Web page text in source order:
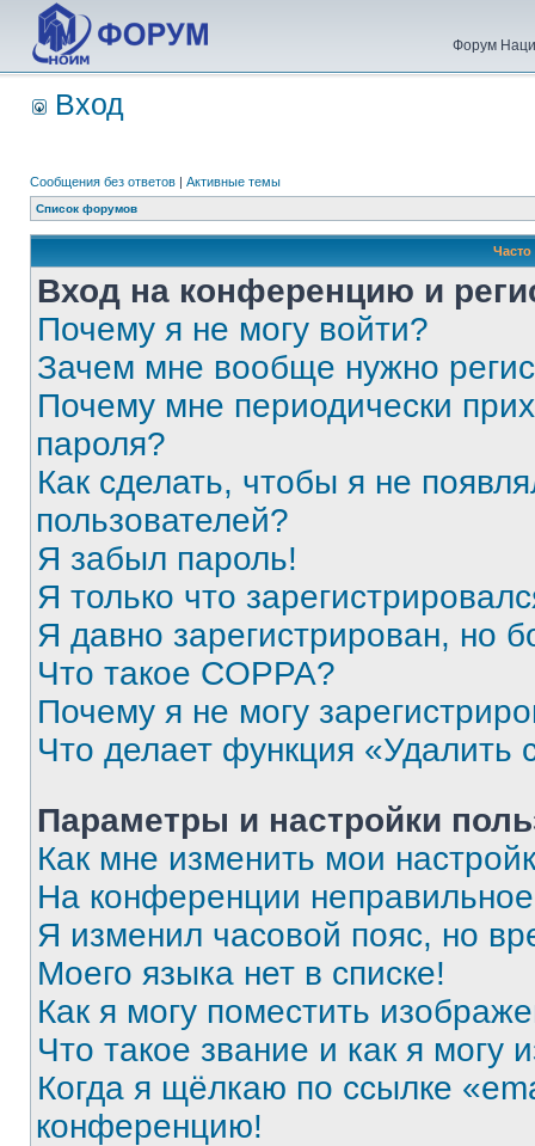
Форум
Вход
Сообщения без ответов | Активные темы
Список форумов
Вход на конференцию и
Почему я не могу войти?
Зачем мне вообще нужно
Почему мне периодически
пароля?
Как сделать, чтобы я не
пользователей?
Я забыл пароль!
Я только что
Я давно зарегистрирован, но
Что такое COPPA?
Почему я не могу
Что делает функция «Удалить
Параметры и настройки
Как мне изменить мои
На конференции
Я изменил часовой пояс, но
Моего языка нет в списке!
Как я могу поместить
Что такое звание и как я могу
Когда я щёлкаю по ссылке
конференцию!